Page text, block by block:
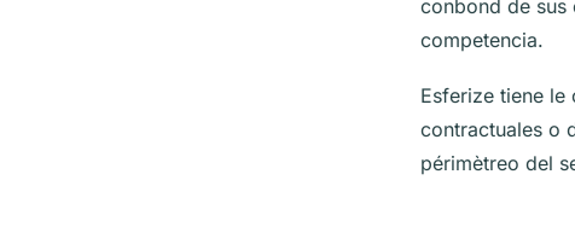
conbond de sus
competencia.
Esferize tiene
contractuales o
périmètreo del